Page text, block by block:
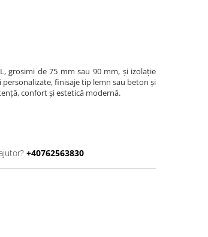
grosimi de 75 mm sau 90 mm, și izolație
personalizate, finisaje tip lemn sau beton și
confort și estetică modernă.
+40762563830